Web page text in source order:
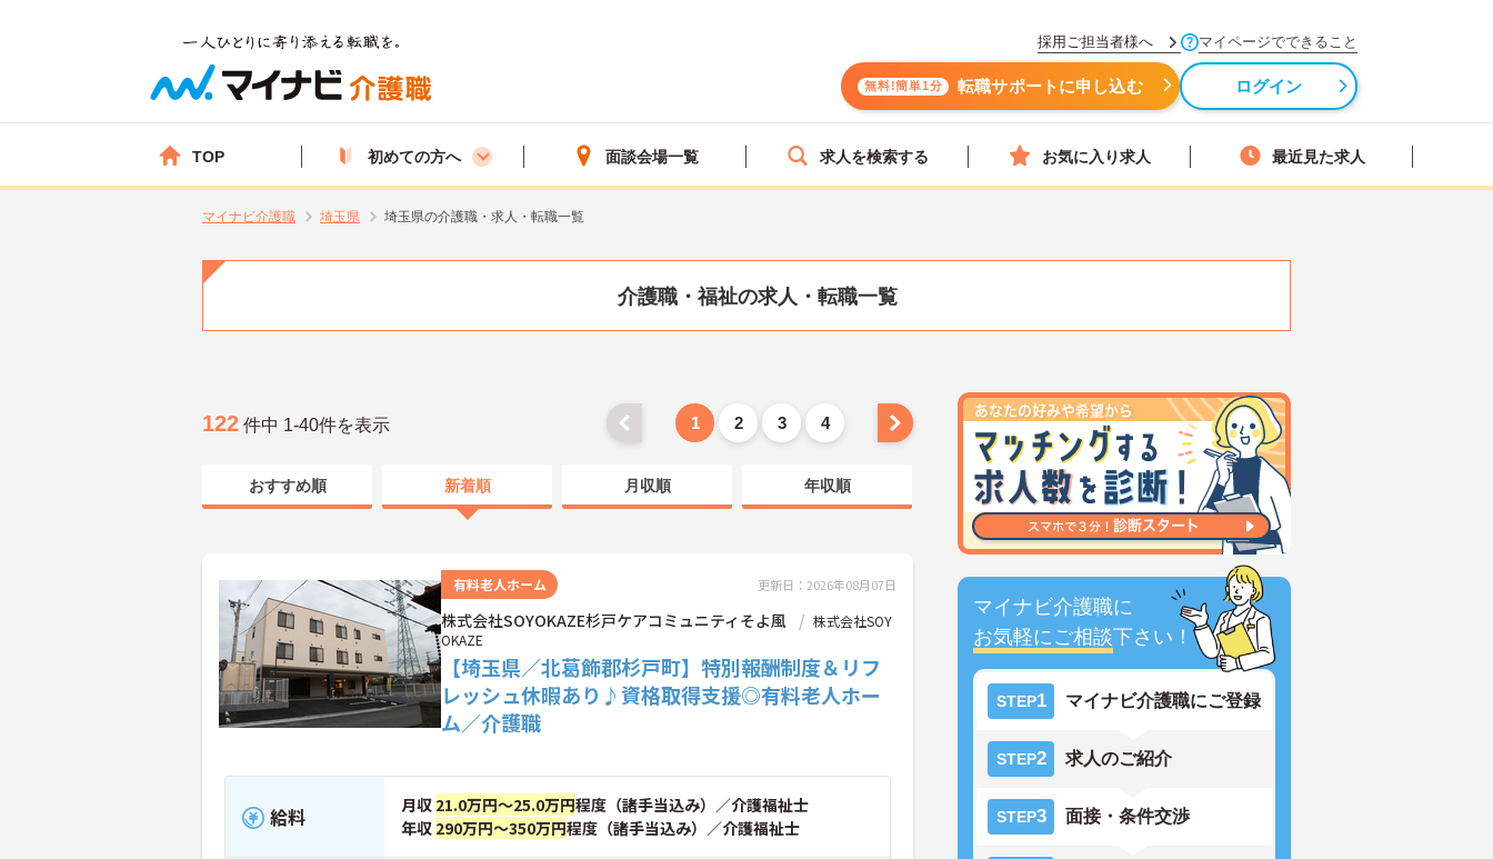
採用ご担当者様へ マイページでできること
無料!簡単1分 転職サポートに申し込む ログイン
TOP 初めての方へ 面談会場一覧 求人を検索する お気に入り求人 最近見た求人
マイナビ介護職 埼玉県 埼玉県の介護職・求人・転職一覧
介護職・福祉の求人・転職一覧
マイナビ介護職に
お気軽にご相談下さい！
STEP1 マイナビ介護職にご登録
STEP2 求人のご紹介
STEP3 面接・条件交渉
122 件中 1-40件を表示 1 2 3 4
おすすめ順 新着順 月収順 年収順
有料老人ホーム 更新日：2026年08月07日
株式会社SOYOKAZE杉戸ケアコミュニティそよ風
株式会社SOY
OKAZE
【埼玉県／北葛飾郡杉戸町】特別報酬制度＆リフ
レッシュ休暇あり♪資格取得支援◎有料老人ホー
ム／介護職
給料 月収 21.0万円～25.0万円程度（諸手当込み）／介護福祉士
年収 290万円～350万円程度（諸手当込み）／介護福祉士